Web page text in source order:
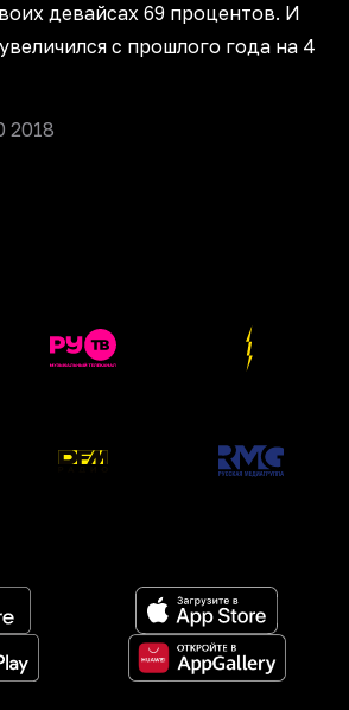
девайсах 69 процентов. И
с прошлого года на 4
2018